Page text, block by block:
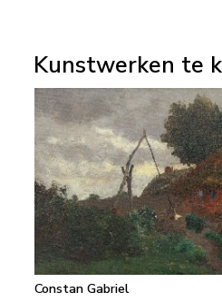
Kunstwerken te
Constan Gabriel